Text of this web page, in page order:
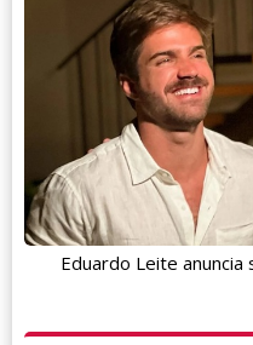
Eduardo Leite anuncia